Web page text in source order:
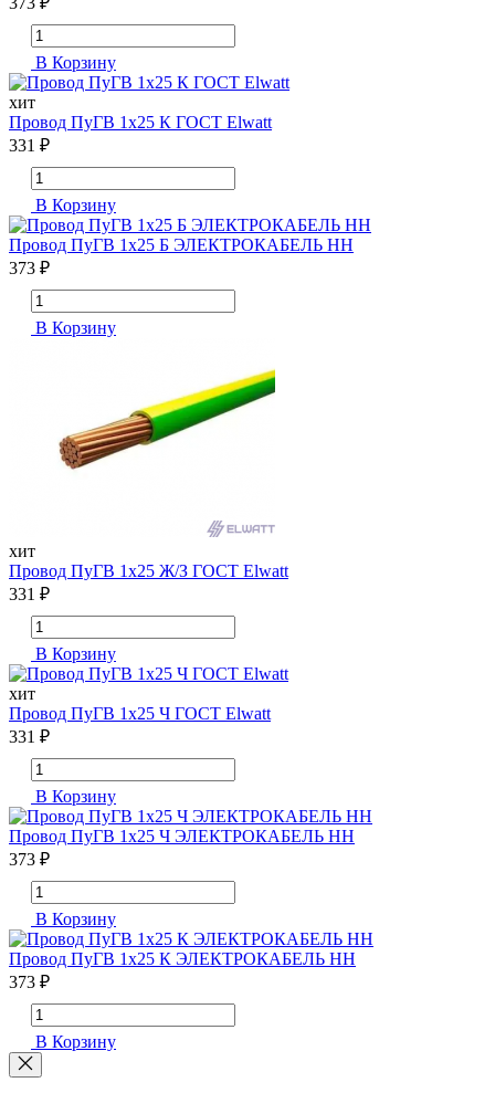
В Корзину
хит
Провод ПуГВ 1х25 К ГОСТ Elwatt
331 ₽
В Корзину
Провод ПуГВ 1х25 Б ЭЛЕКТРОКАБЕЛЬ НН
373 ₽
В Корзину
хит
Провод ПуГВ 1х25 Ж/З ГОСТ Elwatt
331 ₽
В Корзину
хит
Провод ПуГВ 1х25 Ч ГОСТ Elwatt
331 ₽
В Корзину
Провод ПуГВ 1х25 Ч ЭЛЕКТРОКАБЕЛЬ НН
373 ₽
В Корзину
Провод ПуГВ 1х25 К ЭЛЕКТРОКАБЕЛЬ НН
373 ₽
В Корзину